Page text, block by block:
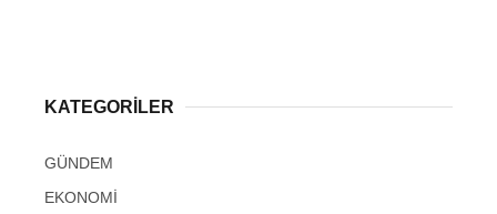
KATEGORİLER
GÜNDEM
EKONOMİ